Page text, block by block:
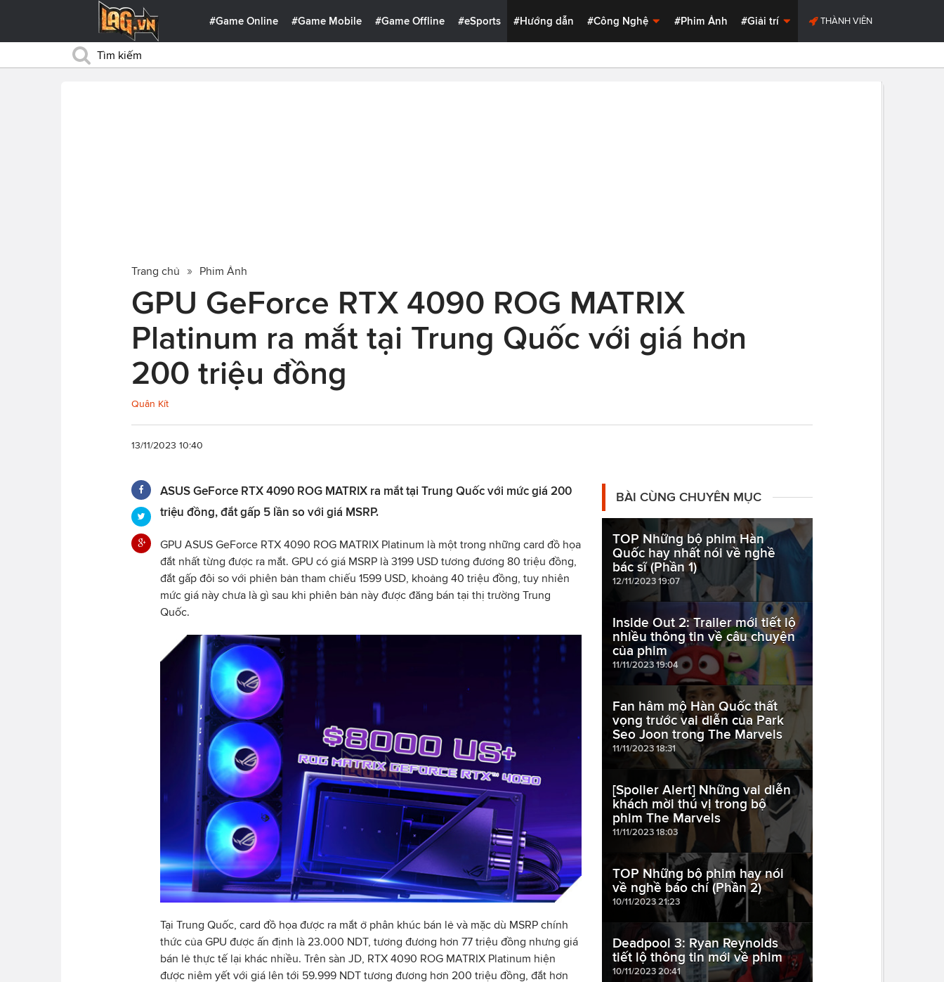
#Game Online #Game Mobile #Game Offline #eSports #Hướng dẫn #Công Nghệ #Phim Ảnh #Giải trí THÀNH VIÊN
Trang chủ Phim Ảnh
GPU GeForce RTX 4090 ROG MATRIX
Platinum ra mắt tại Trung Quốc với giá hơn
200 triệu đồng
Quân Kít
13/11/2023 10:40
ASUS GeForce RTX 4090 ROG MATRIX ra mắt tại Trung Quốc với mức giá 200
triệu đồng, đắt gấp 5 lần so với giá MSRP.
GPU ASUS GeForce RTX 4090 ROG MATRIX Platinum là một trong những card đồ họa
đắt nhất từng được ra mắt. GPU có giá MSRP là 3199 USD tương đương 80 triệu đồng,
đắt gấp đôi so với phiên bản tham chiếu 1599 USD, khoảng 40 triệu đồng, tuy nhiên
mức giá này chưa là gì sau khi phiên bản này được đăng bán tại thị trường Trung
Quốc.
Tại Trung Quốc, card đồ họa được ra mắt ở phân khúc bán lẻ và mặc dù MSRP chính
thức của GPU được ấn định là 23.000 NDT, tương đương hơn 77 triệu đồng nhưng giá
bán lẻ thực tế lại khác nhiều. Trên sàn JD, RTX 4090 ROG MATRIX Platinum hiện
được niêm yết với giá lên tới 59.999 NDT tương đương hơn 200 triệu đồng, đắt hơn
BÀI CÙNG CHUYÊN MỤC
TOP Những bộ phim Hàn
Quốc hay nhất nói về nghề
bác sĩ (Phần 1)
12/11/2023 19:07
Inside Out 2: Trailer mới tiết lộ
nhiều thông tin về câu chuyện
của phim
11/11/2023 19:04
Fan hâm mộ Hàn Quốc thất
vọng trước vai diễn của Park
Seo Joon trong The Marvels
11/11/2023 18:31
[Spoiler Alert] Những vai diễn
khách mời thú vị trong bộ
phim The Marvels
11/11/2023 18:03
TOP Những bộ phim hay nói
về nghề báo chí (Phần 2)
10/11/2023 21:23
Deadpool 3: Ryan Reynolds
tiết lộ thông tin mới về phim
10/11/2023 20:41